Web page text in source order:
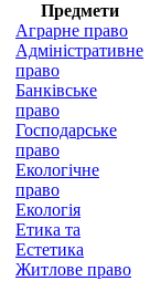
Предмети
Аграрне право
Адміністративне
право
Банківське
право
Господарське
право
Екологічне
право
Екологія
Етика та
Естетика
Житлове право